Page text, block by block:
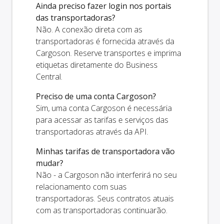
Ainda preciso fazer login nos portais
das transportadoras?
Não. A conexão direta com as
transportadoras é fornecida através da
Cargoson. Reserve transportes e imprima
etiquetas diretamente do Business
Central.
Preciso de uma conta Cargoson?
Sim, uma conta Cargoson é necessária
para acessar as tarifas e serviços das
transportadoras através da API.
Minhas tarifas de transportadora vão
mudar?
Não - a Cargoson não interferirá no seu
relacionamento com suas
transportadoras. Seus contratos atuais
com as transportadoras continuarão.